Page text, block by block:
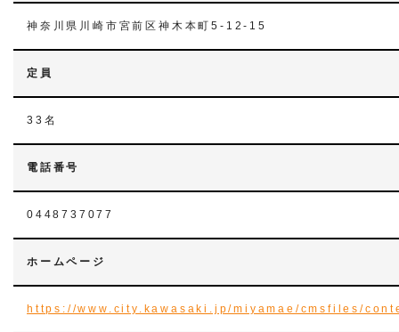
神奈川県川崎市宮前区神木本町5-12-15
定員
33名
電話番号
0448737077
ホームページ
https://www.city.kawasaki.jp/miyamae/cmsfiles/